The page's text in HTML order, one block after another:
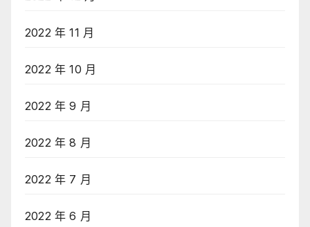
2022 年 11 月
2022 年 10 月
2022 年 9 月
2022 年 8 月
2022 年 7 月
2022 年 6 月